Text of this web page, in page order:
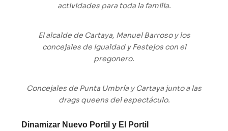
actividades para toda la familia.
El alcalde de Cartaya, Manuel Barroso y los
concejales de Igualdad y Festejos con el
pregonero.
Concejales de Punta Umbría y Cartaya junto a las
drags queens del espectáculo.
Dinamizar Nuevo Portil y El Portil